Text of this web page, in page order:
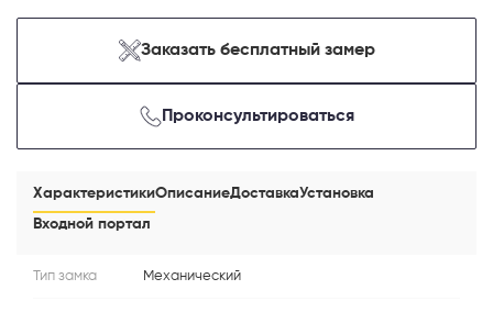
Заказать бесплатный замер
Проконсультироваться
ХарактеристикиОписаниеДоставкаУстановка
Входной портал
Тип замка Механический